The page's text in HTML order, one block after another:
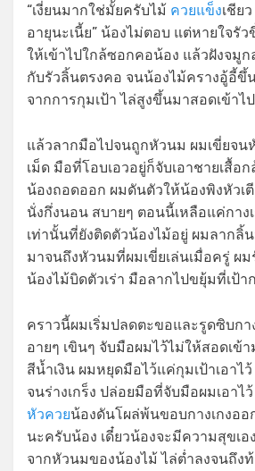
“เงี่ยนมากใช่มั้ยครับไม้ ควยแข็งเชีย
อายุนะเนี้ย” น้องไม่ตอบ แต่หายใจรัว
ให้เข้าไปใกล้ซอกคอน้อง แล้วฝังจมูก
กับรัวลิ้นตรงคอ จนน้องไม้ครางอู้อี้ขึ้
จากการกุมเป้า ไล่สูงขึ้นมาสอดเข้าไ
แล้วลากมือไปจนถูกหัวนม ผมเขี่ยจน
เม็ด มือที่โอบเอวอยู่ก็จับเอาชายเสื้อ
น้องถอดออก ผมดันตัวให้น้องพิงหัวเ
นั่งกึ่งนอน สบายๆ ตอนนี้เหลือแค่กาง
เท่านั้นที่ยังติดตัวน้องไม้อยู่ ผมลากลิ้
มาจนถึงหัวนมที่ผมเขี่ยเล่นเมื่อครู่ ผ
น้องไม้บิดตัวเร่า มือลากไปขยุ้มที่เป้า
คราวนี้ผมเริ่มปลดตะขอและรูดซิบกา
อายๆ เขินๆ จับมือผมไว้ไม่ให้สอดเข้า
สีน้ำเงิน ผมหยุดมือไว้แค่กุมเป้าเอาไ
จนร่างเกร็ง ปล่อยมือที่จับมือผมเอาไ
หัวควยน้องดันโผล่พ้นขอบกางเกงออ
นะครับน้อง เดี๋ยวน้องจะมีความสุขเอ
จากหัวนมของน้องไม้ ไล่ต่ำลงจนถึงท้